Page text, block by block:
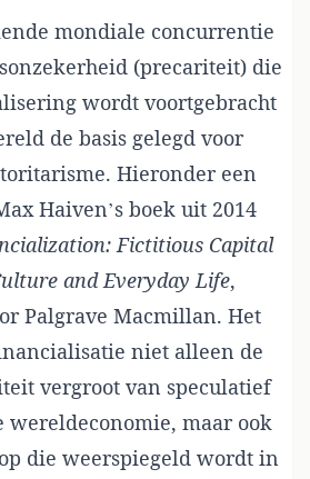
mondiale concurrentie
(precariteit) die
wordt voortgebracht
de basis gelegd voor
Hieronder een
Haiven’s boek uit 2014
Fictitious Capital
and Everyday Life,
Palgrave Macmillan. Het
niet alleen de
vergroot van speculatief
wereldeconomie, maar ook
die weerspiegeld wordt in